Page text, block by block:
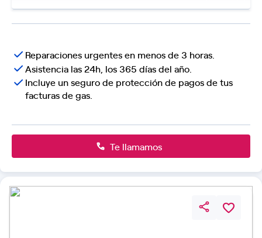
Reparaciones urgentes en menos de 3 horas.
Asistencia las 24h, los 365 días del año.
Incluye un seguro de protección de pagos de tus
facturas de gas.
Te llamamos